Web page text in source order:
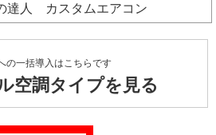
達人 カスタムエアコン
の一括導入はこちらです
空調タイプを見る